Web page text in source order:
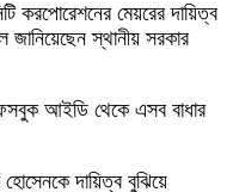
করপোরেশনের মেয়রের দায়িত্ব
স্থানীয় সরকার
আইডি থেকে এসব বাধার
দায়িত্ব বুঝিয়ে